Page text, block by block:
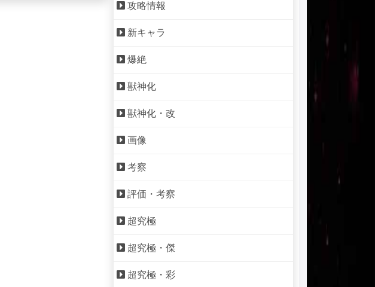
攻略情報
新キャラ
爆絶
獣神化
獣神化・改
画像
考察
評価・考察
超究極
超究極・傑
超究極・彩